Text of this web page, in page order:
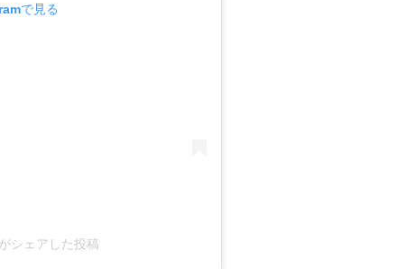
で見る
シェアした投稿